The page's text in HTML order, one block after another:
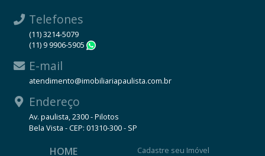
Telefones
(11) 3214-5079
(11) 9 9906-5905
E-mail
atendimento@imobiliariapaulista.com.br
Endereço
Av. paulista, 2300 - Pilotos
Bela Vista - CEP: 01310-300 - SP
HOME Cadastre seu Imóvel